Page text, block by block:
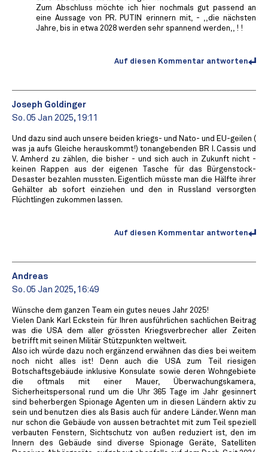
Zum Abschluss möchte ich hier nochmals gut passend an
eine Aussage von PR. PUTIN erinnern mit, - ,,die nächsten
Jahre, bis in etwa 2028 werden sehr spannend werden,, ! !
Auf diesen Kommentar antworten
Joseph Goldinger
So. 05 Jan 2025, 19:11
Und dazu sind auch unsere beiden kriegs- und Nato- und EU-geilen (
was ja aufs Gleiche herauskommt!) tonangebenden BR I. Cassis und
V. Amherd zu zählen, die bisher - und sich auch in Zukunft nicht -
keinen Rappen aus der eigenen Tasche für das Bürgenstock-
Desaster bezahlen mussten. Eigentlich müsste man die Hälfte ihrer
Gehälter ab sofort einziehen und den in Russland versorgten
Flüchtlingen zukommen lassen.
Auf diesen Kommentar antworten
Andreas
So. 05 Jan 2025, 16:49
Wünsche dem ganzen Team ein gutes neues Jahr 2025!
Vielen Dank Karl Eckstein für Ihren ausführlichen sachlichen Beitrag
was die USA dem aller grössten Kriegsverbrecher aller Zeiten
betrifft mit seinen Militär Stützpunkten weltweit.
Also ich würde dazu noch ergänzend erwähnen das dies bei weitem
noch nicht alles ist! Denn auch die USA zum Teil riesigen
Botschaftsgebäude inklusive Konsulate sowie deren Wohngebiete
die oftmals mit einer Mauer, Überwachungskamera,
Sicherheitspersonal rund um die Uhr 365 Tage im Jahr gesinnert
sind beherbergen Spionage Agenten um in diesen Ländern aktiv zu
sein und benutzen dies als Basis auch für andere Länder. Wenn man
nur schon die Gebäude von aussen betrachtet mit zum Teil speziell
verbauten Fenstern, Sichtschutz von außen reduziert ist, den im
Innern des Gebäude sind diverse Spionage Geräte, Satelliten